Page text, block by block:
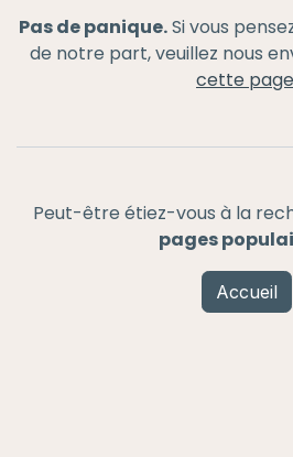
Pas de panique.Si vous
de notre part, veuillez nous
cette page
Peut-être étiez-vous à la
pages
Accueil